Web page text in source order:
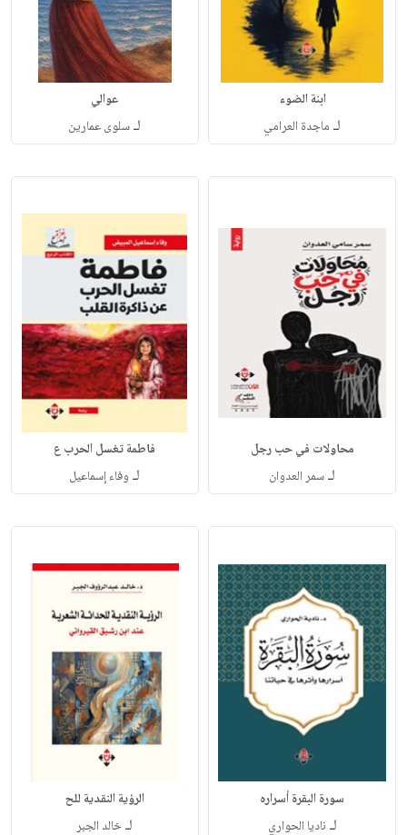
ابنة الضوء
لـ ماجدة العرامي
عوالي
لـسلوى عمارين
محاولات في حب رجل
لـسمر العدوان
فاطمة تغسل الحرب ع
لـ وفاء إسماعيل
سورة البقرة أسراره
لـ ناديا الحواري
الرؤية النقدية للح
لـخالد الجبر